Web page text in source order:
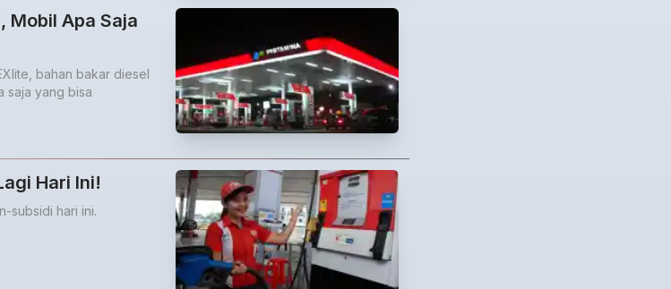
Mobil Apa Saja
bahan bakar diesel
saja yang bisa
Hari Ini!
subsidi hari ini.